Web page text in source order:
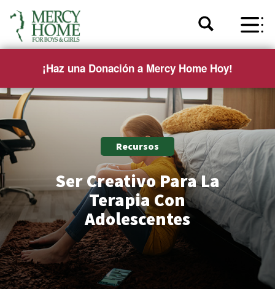
¡Haz una Donación a Mercy Home Hoy!
Recursos
Ser Creativo Para La
Terapia Con
Adolescentes